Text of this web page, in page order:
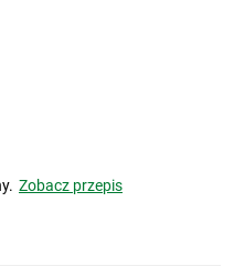
Zobacz przepis